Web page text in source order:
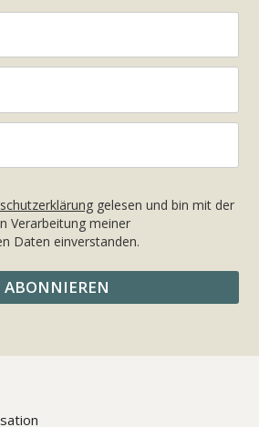
gelesen und bin mit der
Verarbeitung meiner
Daten einverstanden.